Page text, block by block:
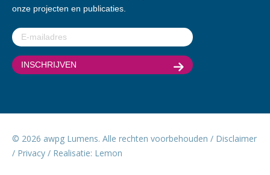
onze projecten en publicaties.
E-
mailadres(Vereist)
© 2026 awpg Lumens. Alle rechten voorbehouden / Disclaimer
/ Privacy / Realisatie: Lemon